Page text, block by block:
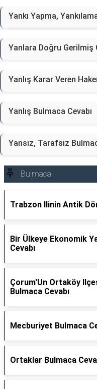
Yankı Yapma,
Yanlara Doğru Gerilmiş
Yanlış Karar Veren
Yanlış Bulmaca Cevabı
Yansız, Tarafsız
Bulmaca
Trabzon Ilinin Antik
Bir Ülkeye Ekonomik
Cevabı
Çorum'Un Ortaköy
Bulmaca Cevabı
Mecburiyet Bulmaca
Ortaklar Bulmaca